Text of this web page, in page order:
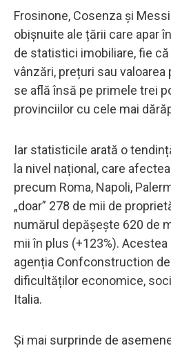
Frosinone, Cosenza și
obișnuite ale țării care apar
de statistici imobiliare, fie
vânzări, prețuri sau
se află însă pe primele trei
provinciilor cu cele mai
Iar statisticile arată o
la nivel național, care
precum Roma, Napoli,
„doar” 278 de mii de
numărul depășește 620 de
mii în plus (+123%).
agenția Confconstruction
dificultăților economice,
Italia.
Și mai surprinde de